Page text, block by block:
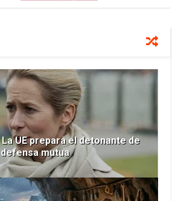
La UE prepara el detonante de
mutua